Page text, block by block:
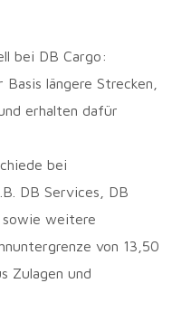
bei DB Cargo:
längere Strecken,
erhalten dafür
bei
DB Services, DB
sowie weitere
von 13,50
Zulagen und